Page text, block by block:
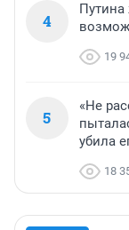
4
Путина
19
5
«Не
убила
18